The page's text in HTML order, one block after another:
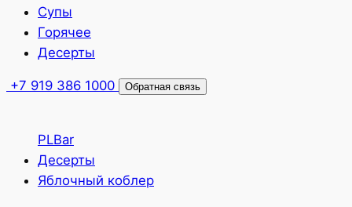
Супы
Горячее
Десерты
+7 919 386 1000 Обратная связь
PLBar
Десерты
Яблочный коблер